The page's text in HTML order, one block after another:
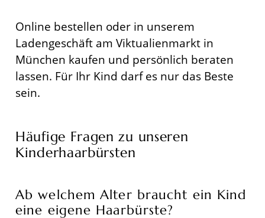
Online bestellen oder in unserem
Ladengeschäft am Viktualienmarkt in
München kaufen und persönlich beraten
lassen. Für Ihr Kind darf es nur das Beste
sein.
Häufige Fragen zu unseren
Kinderhaarbürsten
Ab welchem Alter braucht ein Kind
eine eigene Haarbürste?